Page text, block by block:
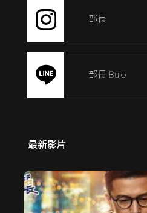
部長
部長 Bujo
最新影片